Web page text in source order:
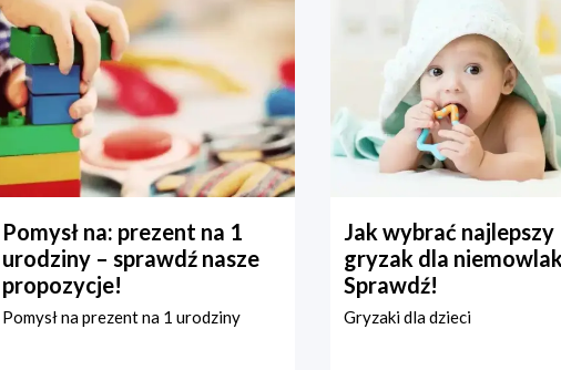
Pomysł na: prezent na 1
urodziny – sprawdź nasze
propozycje!
Pomysł na prezent na 1 urodziny
Jak wybrać najlepszy
gryzak dla
Sprawdź!
Gryzaki dla dzieci